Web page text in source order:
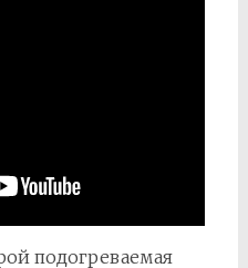
подогреваемая